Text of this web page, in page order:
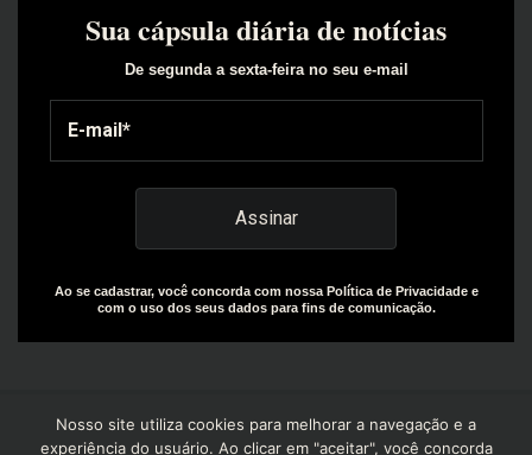
Sua cápsula diária de notícias
De segunda a sexta-feira no seu e-mail
Ao se cadastrar, você concorda com nossa Política de Privacidade e
com o uso dos seus dados para fins de comunicação.
Nosso site utiliza cookies para melhorar a navegação e a
experiência do usuário. Ao clicar em "aceitar", você concorda